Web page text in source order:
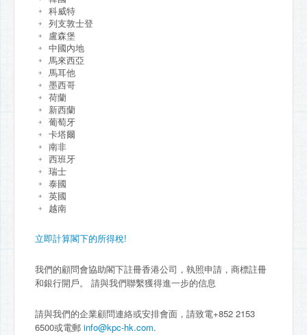
科威特
列支敦士登
盧森堡
中國內地
馬來西亞
馬耳他
墨西哥
荷蘭
新西蘭
葡萄牙
卡塔爾
南非
西班牙
瑞士
泰國
英國
越南
立即計算閣下的所得稅!
我們的顧問會協助閣下註冊香港公司，執照申請，商標註冊
和銀行開戶。 請與我們聯繫獲得進一步的信息
請與我們的企業顧問連絡或安排會面，請致電+852 2153
6500或電郵 info@kpc-hk.com.